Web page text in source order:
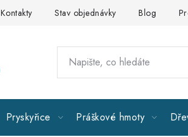
Kontakty Stav objednávky Blog
Pryskyřice Práškové hmoty